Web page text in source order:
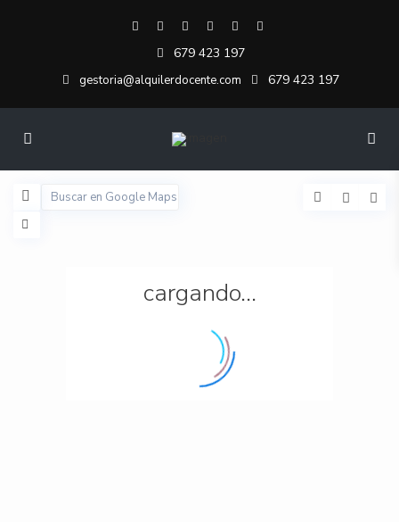
679 423 197
gestoria@alquilerdocente.com 679 423 197
cargando...